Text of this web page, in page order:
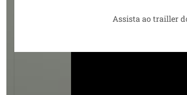
Assista ao trailler